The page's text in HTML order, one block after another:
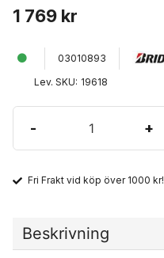
1 769 kr
03010893
Lev. SKU: 19618
- +
Fri Frakt vid köp över 1000 kr!
Beskrivning